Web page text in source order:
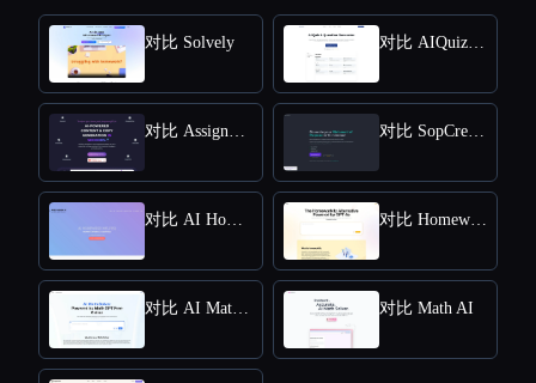
对比 Solvely 对比 AIQuizGen
对比 AssignmentGPT AI 对比 SopCreator
对比 AI Homework Helper - Apex Vision AI 对比 Homeworkify.im : Master Homework with GPT-4o
对比 AI Math Solver Powered by Math GPT Free Online 对比 Math AI